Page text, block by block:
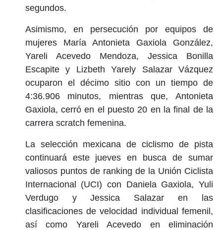
segundos.
Asimismo, en persecución por equipos de
mujeres María Antonieta Gaxiola González,
Yareli Acevedo Mendoza, Jessica Bonilla
Escapite y Lizbeth Yarely Salazar Vázquez
ocuparon el décimo sitio con un tiempo de
4:36.906 minutos, mientras que, Antonieta
Gaxiola, cerró en el puesto 20 en la final de la
carrera scratch femenina.
La selección mexicana de ciclismo de pista
continuará este jueves en busca de sumar
valiosos puntos de ranking de la Unión Ciclista
Internacional (UCI) con Daniela Gaxiola, Yuli
Verdugo y Jessica Salazar en las
clasificaciones de velocidad individual femenil,
así como Yareli Acevedo en eliminación